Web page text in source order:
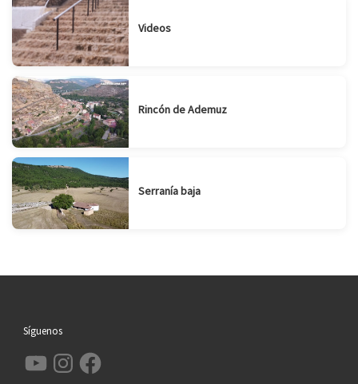
Videos
Rincón de Ademuz
Serranía baja
Síguenos
YouTube InstagramFacebook